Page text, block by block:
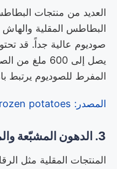
العديد من منتجات
البطاطس المقلية
صوديوم عالية جداً. قد
المفرط للصوديوم يرتبط
المصدر: HFG guide to frozen potatoes
3. الدهون المشبّعة والمحتوى الكالوري المرتفع
المنتجات المقلية مثل